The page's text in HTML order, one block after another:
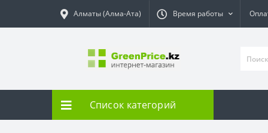
Алматы (Алма-Ата) Время работы
Список категорий